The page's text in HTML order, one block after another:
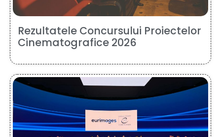
Rezultatele Concursului Proiectelor
Cinematografice 2026